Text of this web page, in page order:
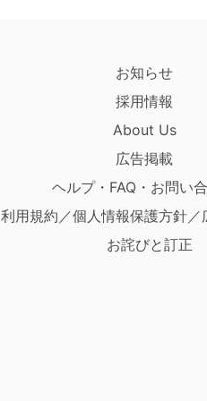
お知らせ
採用情報
About Us
広告掲載
ヘルプ・FAQ・お問い
利用規約／個人情報保護方針／
お詫びと訂正